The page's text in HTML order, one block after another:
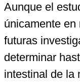
Aunque el
únicamente en
futuras
determinar
intestinal de la